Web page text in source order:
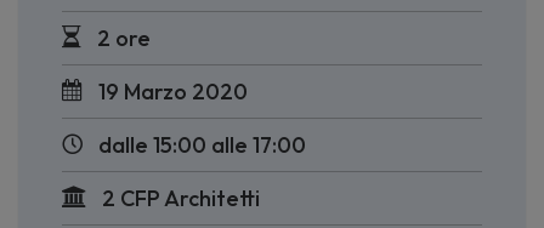
2 ore
19 Marzo 2020
dalle 15:00 alle 17:00
2 CFP Architetti